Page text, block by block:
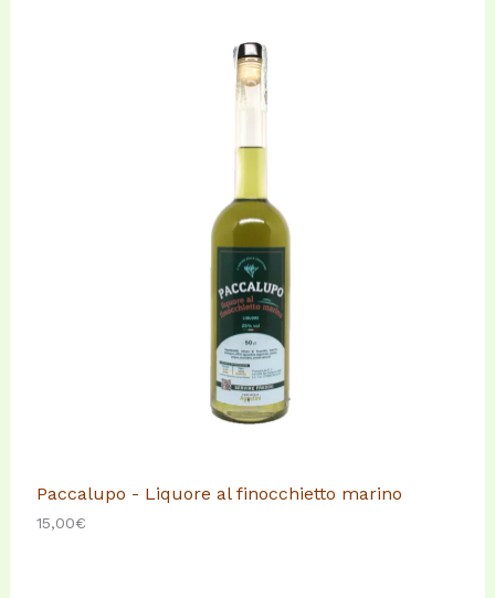
Paccalupo - Liquore al finocchietto marino
15,00€